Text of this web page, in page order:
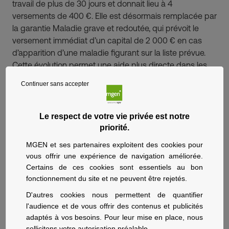
Le respect de votre vie privée est notre
priorité.
MGEN et ses partenaires exploitent des cookies pour
vous offrir une expérience de navigation améliorée.
Certains de ces cookies sont essentiels au bon
fonctionnement du site et ne peuvent être rejetés.
D'autres cookies nous permettent de quantifier
l'audience et de vous offrir des contenus et publicités
adaptés à vos besoins. Pour leur mise en place, nous
Continuer sans accepter
travail de plus de 30 jours et donnait lieu à 4
versements de 400 €. Elle est désormais remplacée par
la garantie Maladie grave et redoutée, qui prévoit le
versement immédiat d’un capital de 2 000 € en cas
d’apparition d’une maladie figurant sur la liste prévue.
Cette évolution permet une aide plus directe dans les
Certaines garanties ont également été ajustées.
Les modalités de calcul de la garantie décès ont
évolué : le capital versé n’est désormais plus majoré
en fonction du nombre d’enfants à charge.
La garantie dépendance totale n’est plus proposée
afin de mieux répondre aux attentes de la majorité
des adhérents en activité.
Enfin, des services d’assistance dédiés ont été
L’assistance peut être déclenchée :